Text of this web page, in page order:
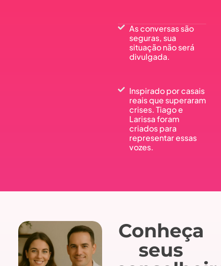
As conversas são
seguras, sua
situação não será
divulgada.
Inspirado por casais
reais que superaram
crises. Tiago e
Larissa foram
criados para
representar essas
vozes.
Conheça
seus